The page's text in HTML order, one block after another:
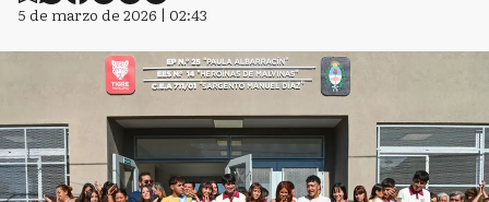
5 de marzo de 2026 | 02:43